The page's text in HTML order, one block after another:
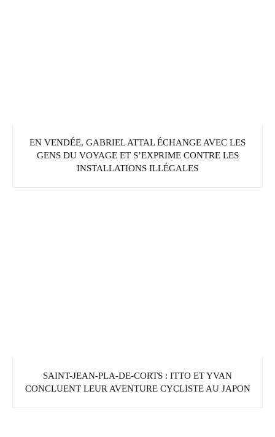
EN VENDÉE, GABRIEL ATTAL ÉCHANGE AVEC LES
GENS DU VOYAGE ET S’EXPRIME CONTRE LES
INSTALLATIONS ILLÉGALES
SAINT-JEAN-PLA-DE-CORTS : ITTO ET YVAN
CONCLUENT LEUR AVENTURE CYCLISTE AU JAPON